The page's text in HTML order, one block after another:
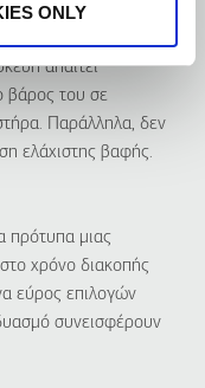
ONLY
σχεδιασμό και τη
απαιτεί
βάρος του σε
Παράλληλα, δεν
ελάχιστης βαφής.
πρότυπα μιας
χρόνο διακοπής
εύρος επιλογών
συνεισφέρουν